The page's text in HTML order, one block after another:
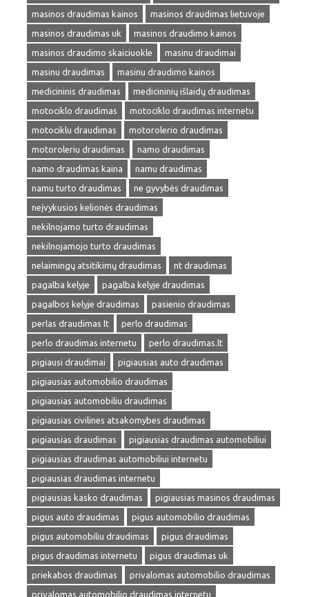
masinos draudimas kainos
masinos draudimas lietuvoje
masinos draudimas uk
masinos draudimo kainos
masinos draudimo skaiciuokle
masinu draudimai
masinu draudimas
masinu draudimo kainos
medicininis draudimas
medicininių išlaidų draudimas
motociklo draudimas
motociklo draudimas internetu
motociklu draudimas
motorolerio draudimas
motoroleriu draudimas
namo draudimas
namo draudimas kaina
namu draudimas
namu turto draudimas
ne gyvybės draudimas
neįvykusios kelionės draudimas
nekilnojamo turto draudimas
nekilnojamojo turto draudimas
nelaimingų atsitikimų draudimas
nt draudimas
pagalba kelyje
pagalba kelyje draudimas
pagalbos kelyje draudimas
pasienio draudimas
perlas draudimas lt
perlo draudimas
perlo draudimas internetu
perlo draudimas.lt
pigiausi draudimai
pigiausias auto draudimas
pigiausias automobilio draudimas
pigiausias automobiliu draudimas
pigiausias civilines atsakomybes draudimas
pigiausias draudimas
pigiausias draudimas automobiliui
pigiausias draudimas automobiliui internetu
pigiausias draudimas internetu
pigiausias kasko draudimas
pigiausias masinos draudimas
pigus auto draudimas
pigus automobilio draudimas
pigus automobiliu draudimas
pigus draudimas
pigus draudimas internetu
pigus draudimas uk
priekabos draudimas
privalomas automobilio draudimas
privalomas automobilio draudimas internetu